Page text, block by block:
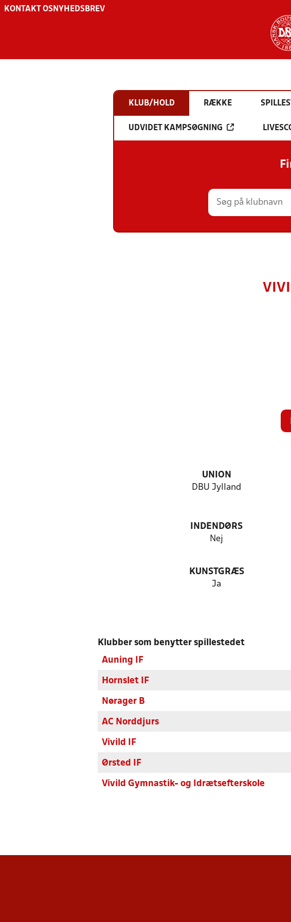
KONTAKT OS NYHEDSBREV
KLUB/HOLD RÆKKE
UDVIDET KAMPSØGNING
UNION
DBU Jylland
INDENDØRS
Nej
KUNSTGRÆS
Ja
Klubber som benytter spillestedet
Auning IF
Hornslet IF
Nørager B
AC Norddjurs
Vivild IF
Ørsted IF
Vivild Gymnastik- og Idrætsefterskole